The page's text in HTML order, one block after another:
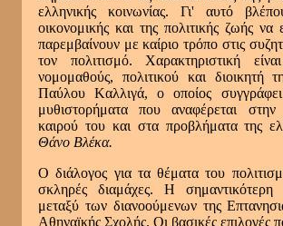
ελληνικής κοινωνίας. Γι' αυτό
οικονομικής και της πολιτικής ζωής να
παρεμβαίνουν με καίριο τρόπο στις
τον πολιτισμό. Xαρακτηριστική
νομομαθούς, πολιτικού και διοικητή
Παύλου Kαλλιγά, ο οποίος
μυθιστορήματα που αναφέρεται στην
καιρού του και στα προβλήματα της
Θάνο Bλέκα.
Ο διάλογος για τα θέματα του
σκληρές διαμάχες. H σημαντικότερη
μεταξύ των διανοούμενων της
Aθηναϊκής Σχολής. Oι βασικές επιλογές